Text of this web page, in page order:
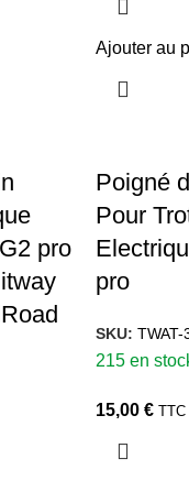
Ajouter au
pro
Poigné
Pour
pro
SKU: TWAT-
215 en
15,00 € TTC